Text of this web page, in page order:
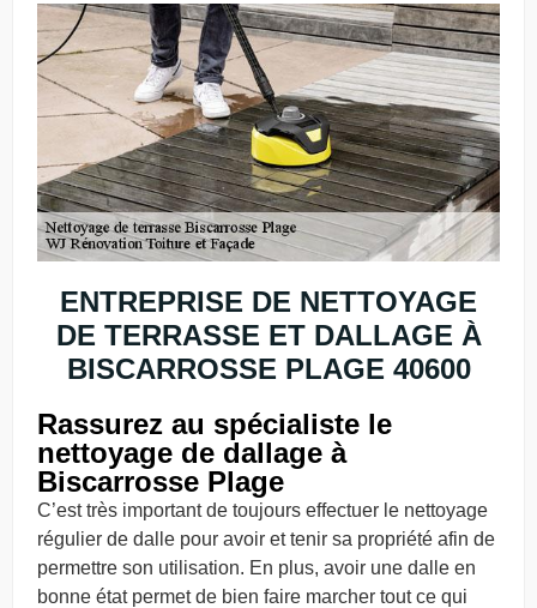
ENTREPRISE DE NETTOYAGE
DE TERRASSE ET DALLAGE À
BISCARROSSE PLAGE 40600
Rassurez au spécialiste le
nettoyage de dallage à
Biscarrosse Plage
C’est très important de toujours effectuer le nettoyage
régulier de dalle pour avoir et tenir sa propriété afin de
permettre son utilisation. En plus, avoir une dalle en
bonne état permet de bien faire marcher tout ce qui